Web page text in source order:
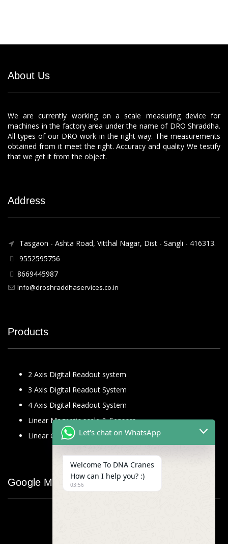
About Us
We are currently working on a scale measuring device for
machines in the factory area under the name of DRO Shraddha.
All types of our DRO work in the right way. The measurements
obtained from it meet the right. Accuracy and quality We testify
that we get it from the object.
Address
Tasgaon - Ashta Road, Vitthal Nagar, Dist - Sangli - 416313.
9552595756
8669445987
Info@droshraddhaservices.co.in
Products
2 Axis Digital Readout system
3 Axis Digital Readout System
4 Axis Digital Readout System
Linear Magnetic scale & Sensors
Linear Glass Scale
Google Map
Let's chat on WhatsApp
Welcome To DNA Cranes
How can I help you? :)
03:56